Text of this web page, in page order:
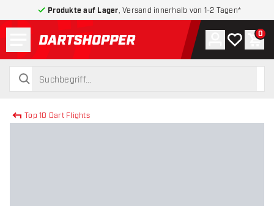
Produkte auf Lager , Versand innerhalb von 1-2 Tagen*
zurück zur Startseite
suchen
suchen
Konto
Meine 0
Top 10 Dart Flights